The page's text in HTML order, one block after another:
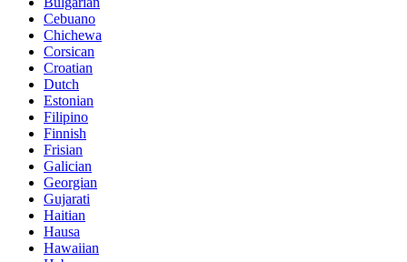
Cebuano
Chichewa
Corsican
Croatian
Dutch
Estonian
Filipino
Finnish
Frisian
Galician
Georgian
Gujarati
Haitian
Hausa
Hawaiian